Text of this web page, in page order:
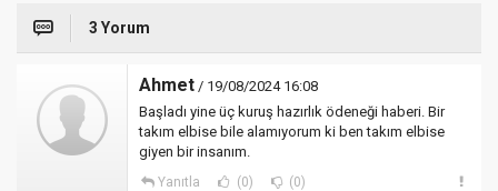
3 Yorum
Ahmet / 19/08/2024 16:08
Başladı yine üç kuruş hazırlık ödeneği haberi. Bir
takım elbise bile alamıyorum ki ben takım elbise
giyen bir insanım.
Yanıtla (0) (0)